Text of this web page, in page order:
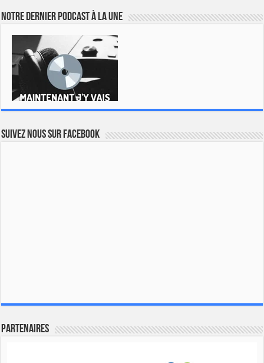
Notre dernier podcast à la une
Suivez nous sur Facebook
Partenaires